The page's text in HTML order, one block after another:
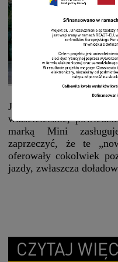
Jeśli chodzi o
właścicielskie,
marką Mini
zaprzeczyć, że te
oferowały cokolwiek
jazdy, zwłaszcza
CZYTAJ